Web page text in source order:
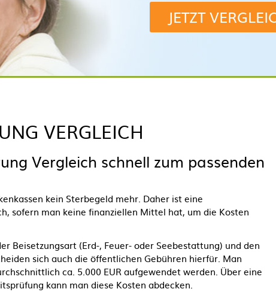
JETZT
VERGLEICH
Vergleich schnell zum passenden
kein Sterbegeld mehr. Daher ist eine
sofern man keine finanziellen Mittel hat, um die Kosten
Beisetzungsart (Erd-, Feuer- oder Seebestattung) und den
sich auch die öffentlichen Gebühren hierfür. Man
ca. 5.000 EUR aufgewendet werden. Über eine
kann man diese Kosten abdecken.